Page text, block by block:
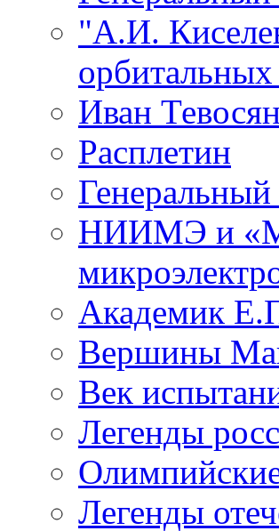
"А.И.
Иван
Расплетин
НИИМЭ и
Академик
Вершины
Век
Легенды
Легенды